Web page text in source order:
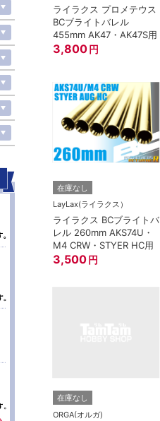
ライラクス プロメテウス
BCブライトバレル
455mm AK47・AK47S用
3,800 円
在庫なし
LayLax(ライラクス）
ライラクス BCブライトバ
レル 260mm AKS74U・
M4 CRW・STYER HC用
3,500 円
在庫なし
ORGA(オルガ)